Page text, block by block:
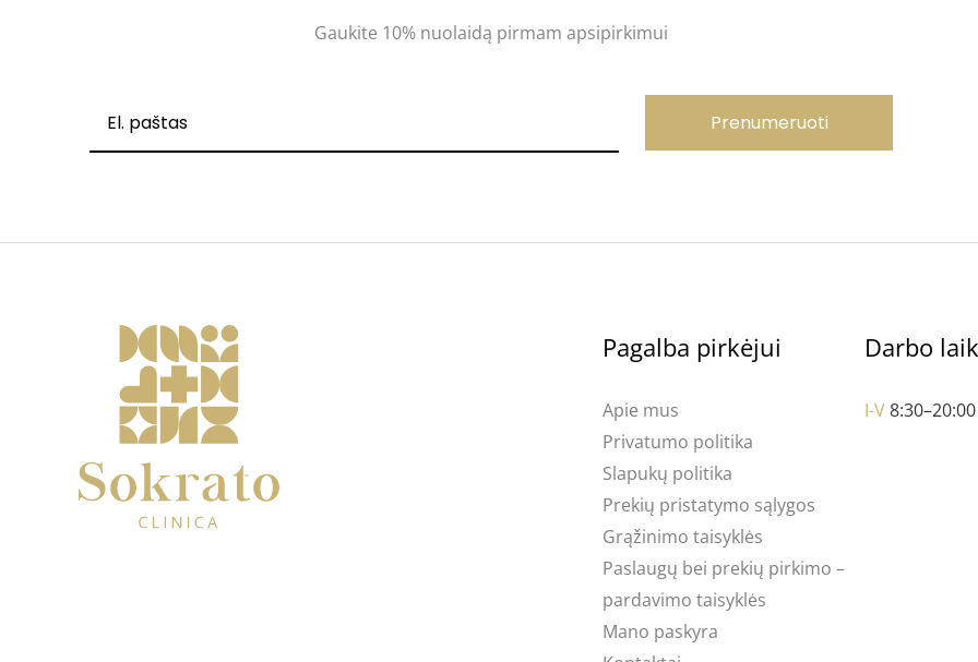
Gaukite 10% nuolaidą pirmam apsipirkimui
Prenumeruoti
Pagalba pirkėjui
Apie mus
Privatumo politika
Slapukų politika
Prekių pristatymo sąlygos
Grąžinimo taisyklės
Paslaugų bei prekių pirkimo –
pardavimo taisyklės
Mano paskyra
Darbo
I-V8:30–20:00